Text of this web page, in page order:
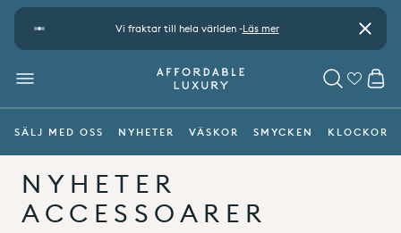
Gå vidare till innehåll
Vi fraktar till hela världen -Läs mer Betala
Stäng
MENY SÖK
SÄLJ MED OSS NYHETER VÄSKOR SMYCKEN KLOCKOR
NYHETER
ACCESSOARER